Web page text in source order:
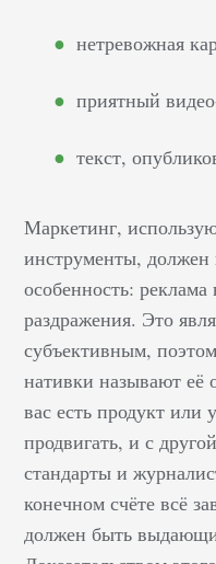
нетревожная
приятный
текст,
Маркетинг,
инструменты,
особенность:
раздражения. Это
субъективным,
нативки называют
вас есть продукт или
продвигать, и с
стандарты и
конечном счёте всё
должен быть